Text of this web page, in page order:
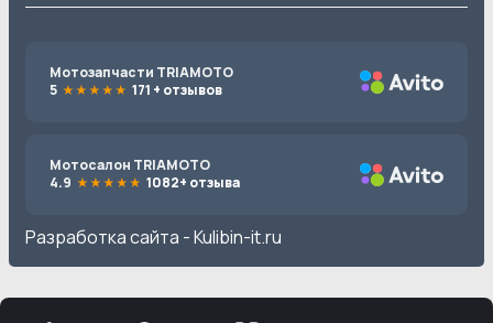
Мотозапчасти TRIAMOTO
5
171 + отзывов
Мотосалон TRIAMOTO
4.9
1082+ отзыва
Разработка сайта -Kulibin-it.ru